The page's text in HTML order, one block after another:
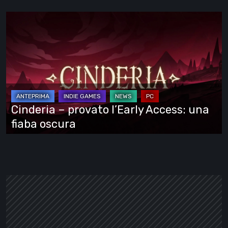
provato
l’Early
Access:
una
fiaba
oscura
Cinderia – provato l’Early Access: una
fiaba oscura